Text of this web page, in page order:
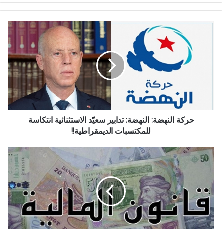
حركة النهضة: النهضة: تدابير سعيّد الاستثنائية انتكاسة
للمكتسبات الديمقراطية!!